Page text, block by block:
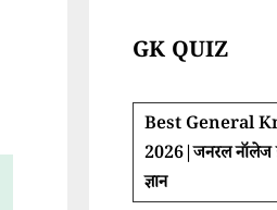
GK QUIZ
Best General
2026|जनरल नॉलेज
ज्ञान